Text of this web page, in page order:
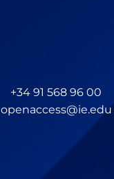
+34 91 568 96 00
openaccess@ie.edu